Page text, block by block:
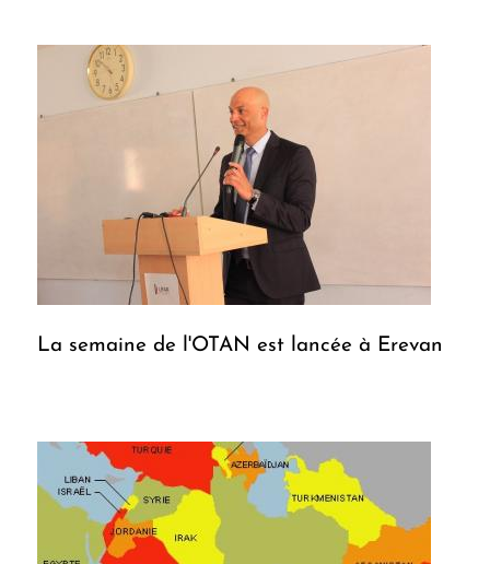
La semaine de l'OTAN est lancée à Erevan